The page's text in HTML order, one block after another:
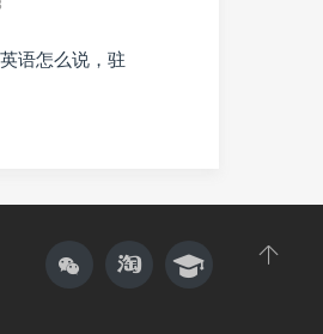
语怎么说，驻